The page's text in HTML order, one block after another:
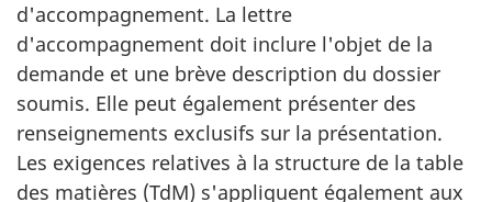
d'accompagnement. La lettre
d'accompagnement doit inclure l'objet de la
demande et une brève description du dossier
soumis. Elle peut également présenter des
renseignements exclusifs sur la présentation.
Les exigences relatives à la structure de la table
des matières (TdM) s'appliquent également aux